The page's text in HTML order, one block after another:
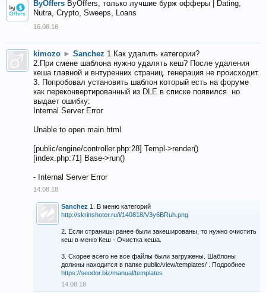
ByOffers ByOffers, только лучшие бурж офферы | Dating,
Nutra, Crypto, Sweeps, Loans
16.08.18
kimozo ► Sanchez 1.Как удалить категории?
2.При смене шаблона нужно удалять кеш? После удаления
кеша главной и внтуренних страниц. генерация не происходит.
3. Попробовал установить шаблон который есть на форуме
как переконвертированный из DLE в списке появился. но
выдает ошибку:
Internal Server Error
Unable to open main.html
[public/engine/controller.php:28] Templ->render()
[index.php:71] Base->run()
- Internal Server Error
14.08.18
Sanchez 1. В меню категорий
http://skrinshoter.ru/i/140818/V3y6BRuh.png
2. Если страницы ранее были закешированы, то нужно очистить
кеш в меню Кеш - Очистка кеша.
3. Скорее всего не все файлы были загружены. Шаблоны
должны находится в папке public/view/templates/ . Подробнее
https://seodor.biz/manual/templates
14.08.18